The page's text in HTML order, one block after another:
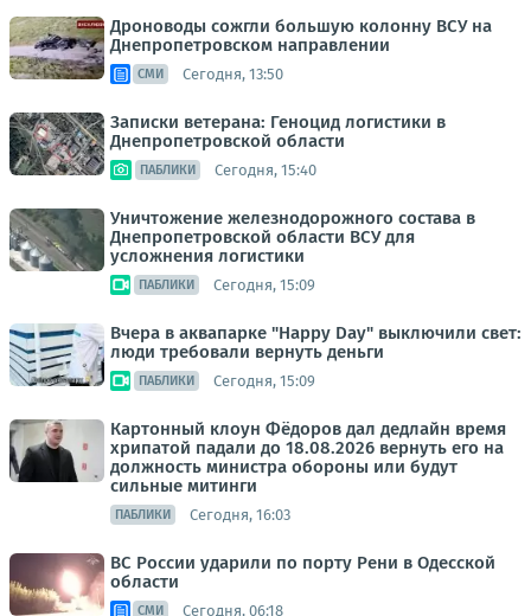
Дроноводы сожгли большую колонну ВСУ на
Днепропетровском направлении
СМИ Сегодня, 13:50
Записки ветерана: Геноцид логистики в
Днепропетровской области
ПАБЛИКИ Сегодня, 15:40
Уничтожение железнодорожного состава в
Днепропетровской области ВСУ для
усложнения логистики
ПАБЛИКИ Сегодня, 15:09
Вчера в аквапарке "Happy Day" выключили свет:
люди требовали вернуть деньги
ПАБЛИКИ Сегодня, 15:09
Картонный клоун Фёдоров дал дедлайн время
хрипатой падали до 18.08.2026 вернуть его на
должность министра обороны или будут
сильные митинги
ПАБЛИКИ Сегодня, 16:03
ВС России ударили по порту Рени в Одесской
области
СМИ Сегодня, 06:18